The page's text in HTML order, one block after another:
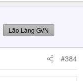
Lão Làng GVN
#384